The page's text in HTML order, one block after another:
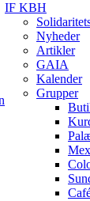
IF KBH
Nyheder
Artikler
GAIA
Kalender
Grupper